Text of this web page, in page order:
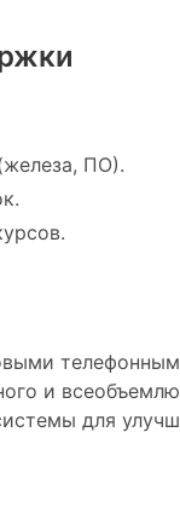
ПО).
и
для